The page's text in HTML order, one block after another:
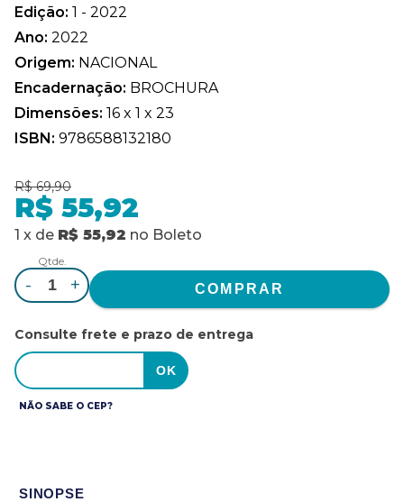
Edição: 1 - 2022
Ano: 2022
Origem: NACIONAL
Encadernação: BROCHURA
Dimensões: 16 x 1 x 23
ISBN: 9786588132180
R$ 69,90
R$ 55,92
1 x de R$ 55,92 no Boleto
Qtde.
- +
Consulte frete e prazo de entrega
NÃO SABE O CEP?
SINOPSE